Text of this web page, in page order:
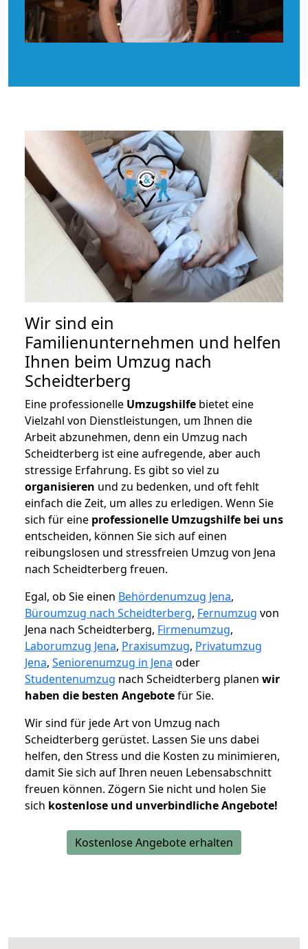
Wir sind ein
Familienunternehmen und helfen
Ihnen beim Umzug nach
Scheidterberg
Eine professionelle Umzugshilfe bietet eine
Vielzahl von Dienstleistungen, um Ihnen die
Arbeit abzunehmen, denn ein Umzug nach
Scheidterberg ist eine aufregende, aber auch
stressige Erfahrung. Es gibt so viel zu
organisieren und zu bedenken, und oft fehlt
einfach die Zeit, um alles zu erledigen. Wenn Sie
sich für eine professionelle Umzugshilfe bei uns
entscheiden, können Sie sich auf einen
reibungslosen und stressfreien Umzug von Jena
nach Scheidterberg freuen.
Egal, ob Sie einen Behördenumzug Jena,
Büroumzug nach Scheidterberg, Fernumzug von
Jena nach Scheidterberg, Firmenumzug,
Laborumzug Jena, Praxisumzug, Privatumzug
Jena, Seniorenumzug in Jena oder
Studentenumzug nach Scheidterberg planen wir
haben die besten Angebotefür Sie.
Wir sind für jede Art von Umzug nach
Scheidterberg gerüstet. Lassen Sie uns dabei
helfen, den Stress und die Kosten zu minimieren,
damit Sie sich auf Ihren neuen Lebensabschnitt
freuen können. Zögern Sie nicht und holen Sie
sich kostenlose und unverbindliche Angebote!
Kostenlose Angebote erhalten